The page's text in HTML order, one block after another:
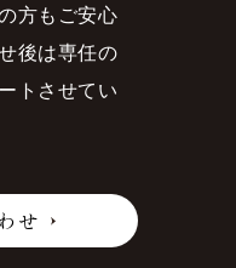
方もご安心
後は専任の
トさせてい
せ